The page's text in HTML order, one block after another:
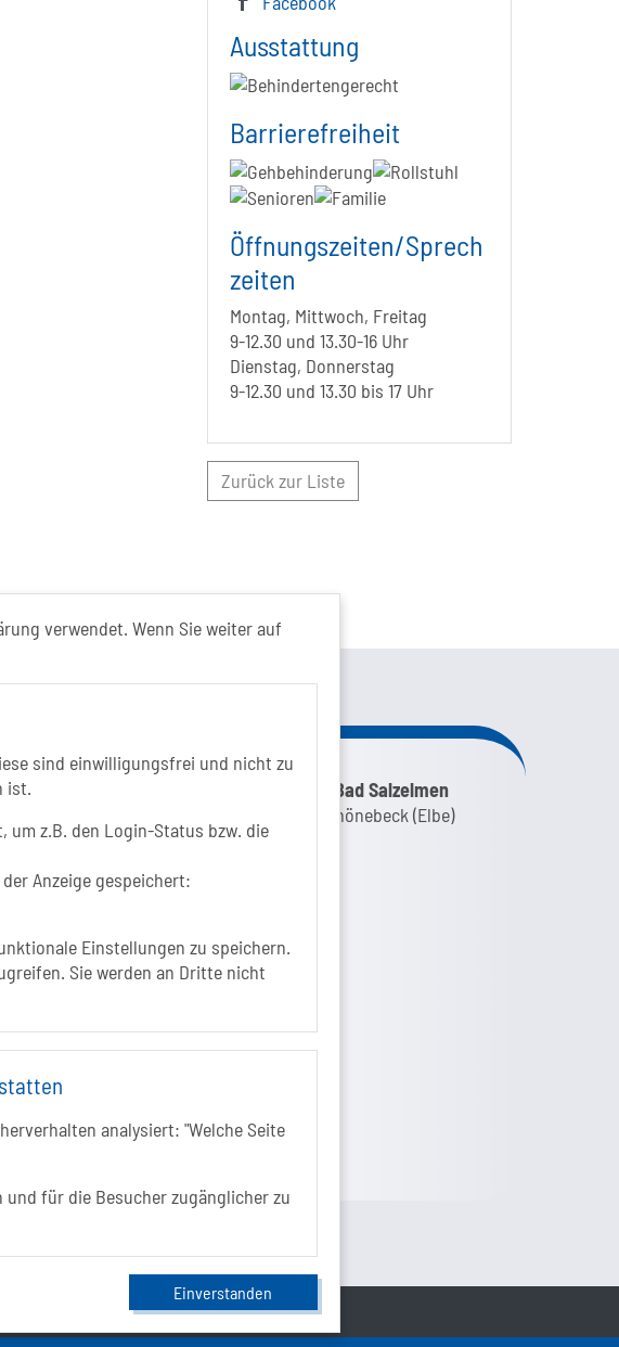
verwendet. Wenn Sie weiter auf
sind einwilligungsfrei und nicht zu
ist.
um z.B. den Login-Status bzw. die
Anzeige gespeichert:
Einstellungen zu speichern.
Sie werden an Dritte nicht
analysiert: "Welche Seite
für die Besucher zugänglicher zu
Einverstanden
Ausstattung
Barrierefreiheit
Öffnungszeiten/Sprech
zeiten
Montag, Mittwoch, Freitag
9-12.30 und 13.30-16 Uhr
Dienstag, Donnerstag
9-12.30 und 13.30 bis 17 Uhr
Zurück zur Liste
Projekt von...
Link zur Google-Maps Navigation
SOLEPARK Schönebeck/Bad Salzelmen
Eigenbetrieb der Stadt Schönebeck (Elbe)
Badepark 1
info[at]solepark.de
www.visitschoenebeck.de